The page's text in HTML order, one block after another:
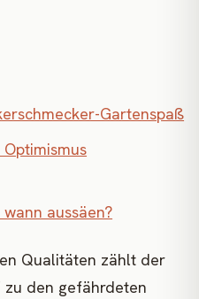
Gartenspaß
aussäen?
Qualitäten zählt der
zu den gefährdeten